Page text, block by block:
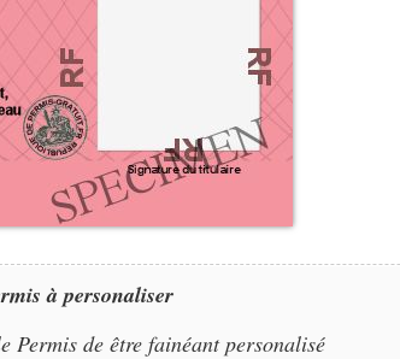
à personaliser
Permis de être fainéant personalisé